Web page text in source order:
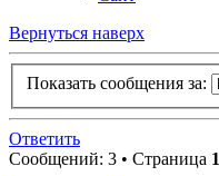
Вернуться наверх
Показать сообщения за:
Ответить
Сообщений: 3 • Страница 1